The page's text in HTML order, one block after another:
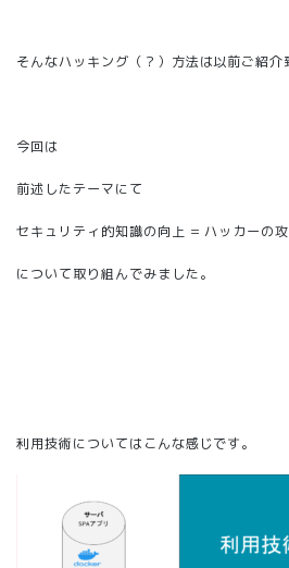
そんなハッキング（？）方法は以前ご紹介
今回は
前述したテーマにて
セキュリティ的知識の向上 = ハッカーの
について取り組んでみました。
利用技術についてはこんな感じです。